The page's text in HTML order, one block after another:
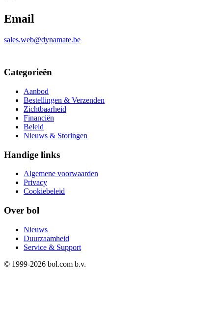
Email
sales.web@dynamate.be
Categorieën
Aanbod
Bestellingen & Verzenden
Zichtbaarheid
Financiën
Beleid
Nieuws & Storingen
Handige links
Algemene voorwaarden
Privacy
Cookiebeleid
Over bol
Nieuws
Duurzaamheid
Service & Support
© 1999-2026 bol.com b.v.